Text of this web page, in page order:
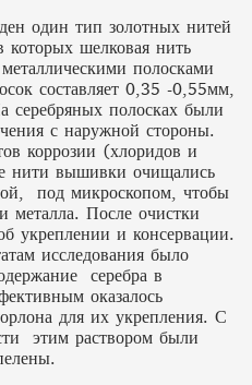
один тип золотных нитей
шелковая нить
полосками
составляет 0,35 -0,55мм,
полосках были
с наружной стороны.
коррозии (хлоридов и
нити вышивки очищались
под микроскопом, чтобы
металла. После очистки
укреплении и консервации.
исследования было
серебра в
оказалось
для их укрепления. С
этим раствором были